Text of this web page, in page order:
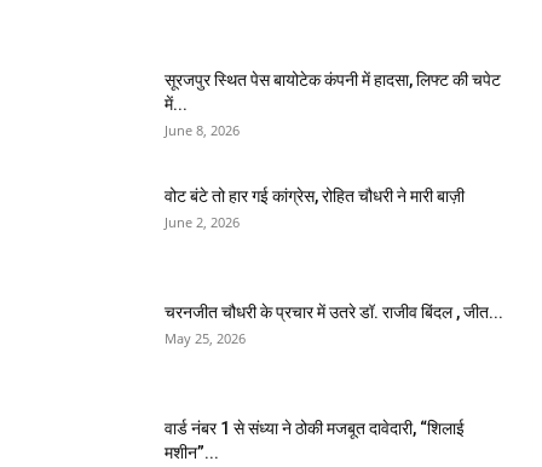
सूरजपुर स्थित पेस बायोटेक कंपनी में हादसा, लिफ्ट की चपेट
में...
June 8, 2026
वोट बंटे तो हार गई कांग्रेस, रोहित चौधरी ने मारी बाज़ी
June 2, 2026
चरनजीत चौधरी के प्रचार में उतरे डॉ. राजीव बिंदल , जीत...
May 25, 2026
वार्ड नंबर 1 से संध्या ने ठोकी मजबूत दावेदारी, “शिलाई
मशीन”...